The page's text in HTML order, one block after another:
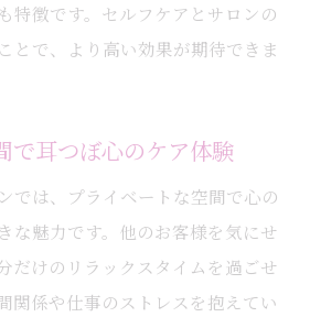
特徴です。セルフケアとサロンの
とで、より高い効果が期待できま
で耳つぼ心のケア体験
では、プライベートな空間で心の
な魅力です。他のお客様を気にせ
だけのリラックスタイムを過ごせ
関係や仕事のストレスを抱えてい